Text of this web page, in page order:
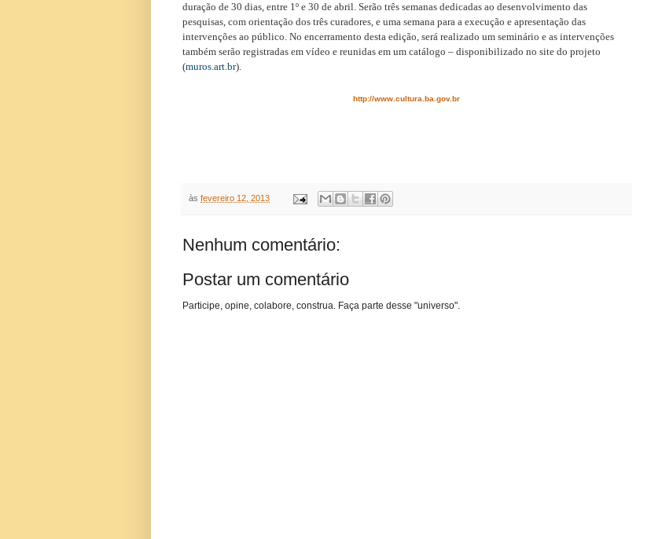
duração de 30 dias, entre 1º e 30 de abril. Serão três semanas dedicadas ao desenvolvimento das
pesquisas, com orientação dos três curadores, e uma semana para a execução e apresentação das
intervenções ao público. No encerramento desta edição, será realizado um seminário e as intervenções
também serão registradas em vídeo e reunidas em um catálogo – disponibilizado no site do projeto
(muros.art.br).
http://www.cultura.ba.gov.br
às fevereiro 12, 2013
Nenhum comentário:
Postar um comentário
Participe, opine, colabore, construa. Faça parte desse "universo".